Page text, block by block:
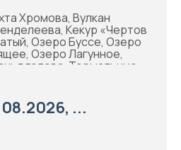
Хромова, Вулкан
Кекур «Чертов
Озеро Буссе, Озеро
Озеро Лагунное,
голова, Термальные
Сахалинск
...